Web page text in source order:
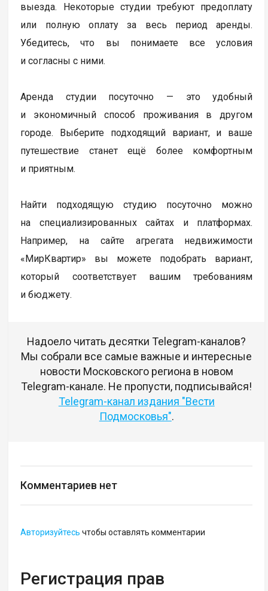
выезда. Некоторые студии требуют предоплату
или полную оплату за весь период аренды.
Убедитесь, что вы понимаете все условия
и согласны с ними.
Аренда студии посуточно — это удобный
и экономичный способ проживания в другом
городе. Выберите подходящий вариант, и ваше
путешествие станет ещё более комфортным
и приятным.
Найти подходящую студию посуточно можно
на специализированных сайтах и платформах.
Например, на сайте агрегата недвижимости
«МирКвартир» вы можете подобрать вариант,
который соответствует вашим требованиям
и бюджету.
Надоело читать десятки Telegram-каналов?
Мы собрали все самые важные и интересные
новости Московского региона в новом
Telegram-канале. Не пропусти, подписывайся!
Telegram-канал издания "Вести
Подмосковья".
Комментариев нет
Авторизуйтесь чтобы оставлять комментарии
Регистрация прав